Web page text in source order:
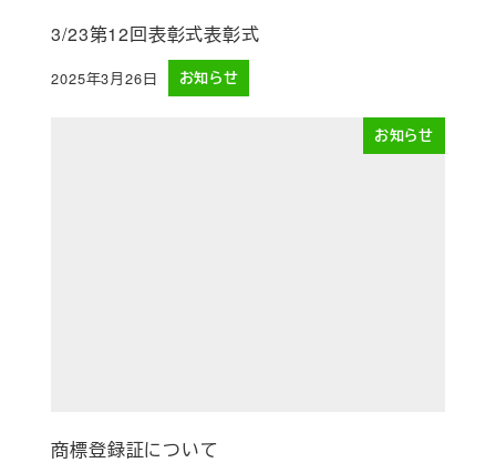
3/23第12回表彰式表彰式
投稿日
2025年3月26日 お知らせ
お知らせ
商標登録証について